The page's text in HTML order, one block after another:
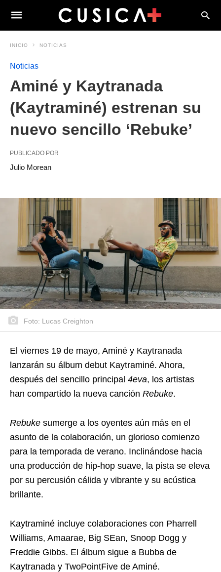
INICIO NOTICIAS
Noticias
Aminé y Kaytranada
(Kaytraminé) estrenan su
nuevo sencillo ‘Rebuke’
PUBLICADO POR
Julio Morean
Foto: Lucas Creighton
El viernes 19 de mayo, Aminé y Kaytranada
lanzarán su álbum debut Kaytraminé. Ahora,
después del sencillo principal 4eva, los artistas
han compartido la nueva canción Rebuke.
Rebuke sumerge a los oyentes aún más en el
asunto de la colaboración, un glorioso comienzo
para la temporada de verano. Inclinándose hacia
una producción de hip-hop suave, la pista se eleva
por su percusión cálida y vibrante y su acústica
brillante.
Kaytraminé incluye colaboraciones con Pharrell
Williams, Amaarae, Big SEan, Snoop Dogg y
Freddie Gibbs. El álbum sigue a Bubba de
Kaytranada y TwoPointFive de Aminé.